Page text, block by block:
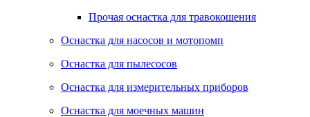
Прочая оснастка для травокошения
Оснастка для насосов и мотопомп
Оснастка для пылесосов
Оснастка для измерительных приборов
Оснастка для моечных машин